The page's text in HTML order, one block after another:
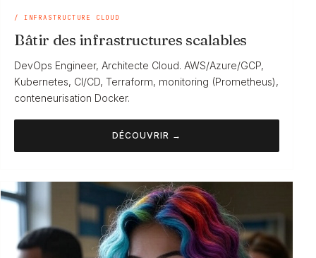
/ INFRASTRUCTURE CLOUD
Bâtir des infrastructures scalables
DevOps Engineer, Architecte Cloud. AWS/Azure/GCP,
Kubernetes, CI/CD, Terraform, monitoring (Prometheus),
conteneurisation Docker.
DÉCOUVRIR →